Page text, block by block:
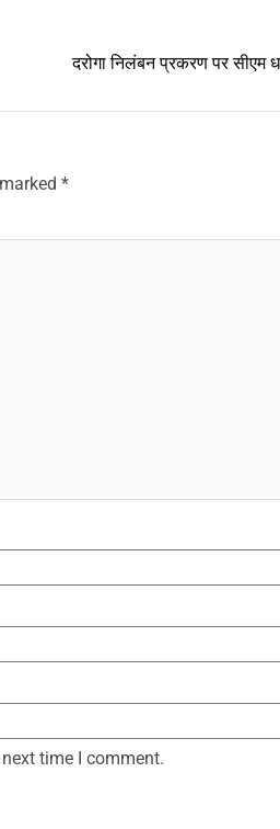
दरोगा निलंबन प्रकरण पर सीएम
*
time I comment.